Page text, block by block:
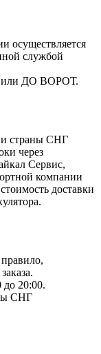
осуществляется
службой
или ДО ВОРОТ.
и страны СНГ
через
Сервис,
компании
доставки
до 20:00.
СНГ